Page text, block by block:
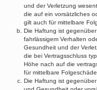
und der Verletzung
die auf ein vorsätzliches
gilt auch für mittelbare
Die Haftung ist
fahrlässigem Verhalten
Gesundheit und der
die bei Vertragsschluss
Höhe nach auf die
für mittelbare
Die Haftung ist